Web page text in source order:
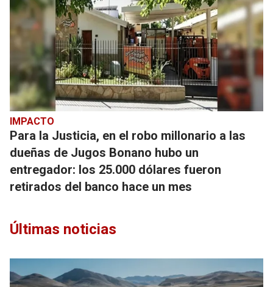
IMPACTO
Para la Justicia, en el robo millonario a las
dueñas de Jugos Bonano hubo un
entregador: los 25.000 dólares fueron
retirados del banco hace un mes
Últimas noticias